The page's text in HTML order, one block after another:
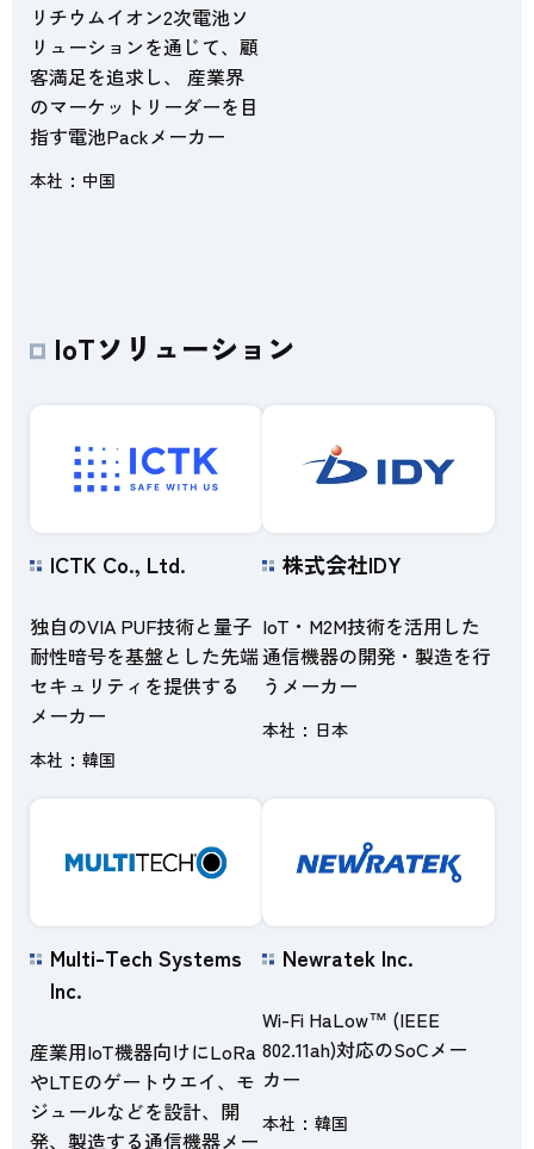
本社 中国
リチウムイオン2次電池ソ
リューションを通じて、顧
客満足を追求し、 産業界
のマーケットリーダーを目
指す電池Packメーカー
IoTソリューション
ICTK Co., Ltd.
本社 韓国
独自のVIA PUF技術と量子
耐性暗号を基盤とした先端
セキュリティを提供する
メーカー
株式会社IDY
本社 日本
IoT・M2M技術を活用した
通信機器の開発・製造を行
うメーカー
Multi-Tech Systems
Inc.
産業用IoT機器向けにLoRa
やLTEのゲートウエイ、モ
ジュールなどを設計、開
発、製造する通信機器メー
Newratek Inc.
本社 韓国
Wi-Fi HaLow™ (IEEE
802.11ah)対応のSoCメー
カー